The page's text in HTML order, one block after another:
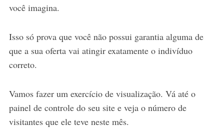
você imagina.
Isso só prova que você não possui garantia alguma de
que a sua oferta vai atingir exatamente o indivíduo
correto.
Vamos fazer um exercício de visualização. Vá até o
painel de controle do seu site e veja o número de
visitantes que ele teve neste mês.